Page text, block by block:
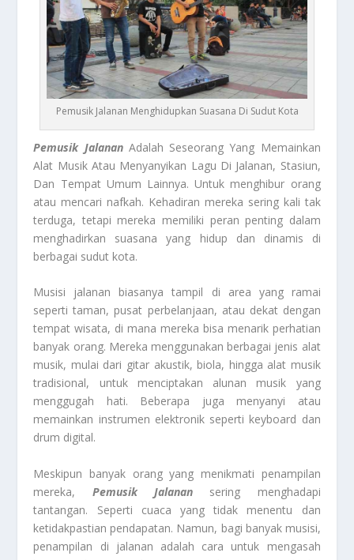
Pemusik Jalanan Menghidupkan Suasana Di Sudut Kota
Pemusik JalananAdalah Seseorang Yang Memainkan
Alat Musik Atau Menyanyikan Lagu Di Jalanan, Stasiun,
Dan Tempat Umum Lainnya. Untuk menghibur orang
atau mencari nafkah. Kehadiran mereka sering kali tak
terduga, tetapi mereka memiliki peran penting dalam
menghadirkan suasana yang hidup dan dinamis di
berbagai sudut kota.
Musisi jalanan biasanya tampil di area yang ramai
seperti taman, pusat perbelanjaan, atau dekat dengan
tempat wisata, di mana mereka bisa menarik perhatian
banyak orang. Mereka menggunakan berbagai jenis alat
musik, mulai dari gitar akustik, biola, hingga alat musik
tradisional, untuk menciptakan alunan musik yang
menggugah hati. Beberapa juga menyanyi atau
memainkan instrumen elektronik seperti keyboard dan
drum digital.
Meskipun banyak orang yang menikmati penampilan
mereka, Pemusik Jalanan sering menghadapi
tantangan. Seperti cuaca yang tidak menentu dan
ketidakpastian pendapatan. Namun, bagi banyak musisi,
penampilan di jalanan adalah cara untuk mengasah